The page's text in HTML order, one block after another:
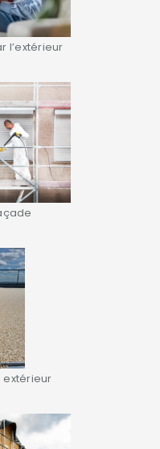
l’extérieur
extérieur